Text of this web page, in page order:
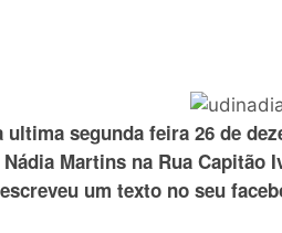
ultima segunda feira 26 de
Martins na Rua Capitão
um texto no seu